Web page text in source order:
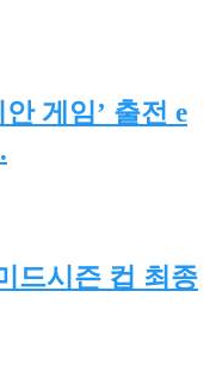
게임’ 출전 e
드시즌 컵 최종